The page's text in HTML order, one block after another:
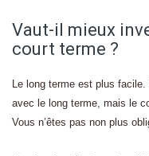
Vaut-il mieux
court terme ?
Le long terme est plus
avec le long terme, mais le
Vous n’êtes pas non plus